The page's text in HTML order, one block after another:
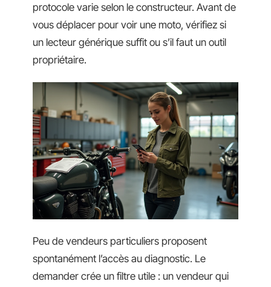
protocole varie selon le constructeur. Avant de
vous déplacer pour voir une moto, vérifiez si
un lecteur générique suffit ou s’il faut un outil
propriétaire.
Peu de vendeurs particuliers proposent
spontanément l’accès au diagnostic. Le
demander crée un filtre utile : un vendeur qui